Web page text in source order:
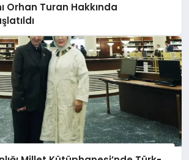
Orhan Turan Hakkında